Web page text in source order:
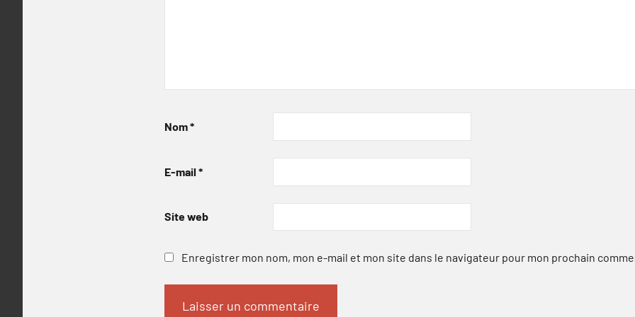
Nom*
E-mail *
Site web
Enregistrer mon nom, mon e-mail et mon site dans le navigateur pour mon prochain